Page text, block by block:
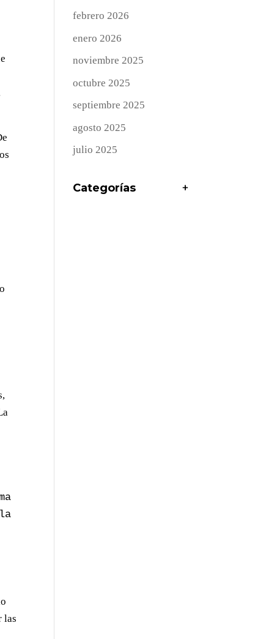
las
febrero 2026
enero 2026
noviembre 2025
octubre 2025
septiembre 2025
agosto 2025
julio 2025
Categorías +